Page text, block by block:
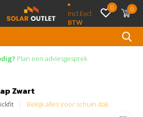
Incl.Excl.
BTW
0 0
Plan een adviesgesprek
Zwart
Bekijk alles Voor schuin dak